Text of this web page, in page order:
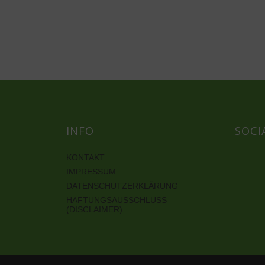
INFO
KONTAKT
IMPRESSUM
DATENSCHUTZERKLÄRUNG
HAFTUNGSAUSSCHLUSS
(DISCLAIMER)